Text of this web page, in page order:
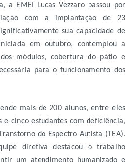
a EMEI Lucas Vezzaro passou por
com a implantação de 23
sua capacidade de
em outubro, contemplou a
módulos, cobertura do pátio e
para o funcionamento dos
mais de 200 alunos, entre eles
e cinco estudantes com deficiência,
do Espectro Autista (TEA).
diretiva destacou o trabalho
um atendimento humanizado e